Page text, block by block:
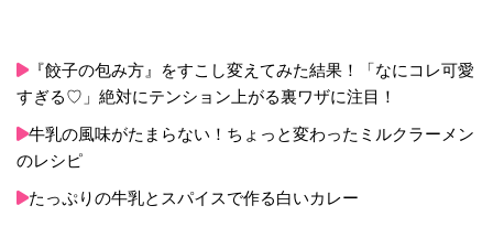
『餃子の包み方』をすこし変えてみた結果！「なにコレ可愛
すぎる♡」絶対にテンション上がる裏ワザに注目！
牛乳の風味がたまらない！ちょっと変わったミルクラーメン
のレシピ
たっぷりの牛乳とスパイスで作る白いカレー